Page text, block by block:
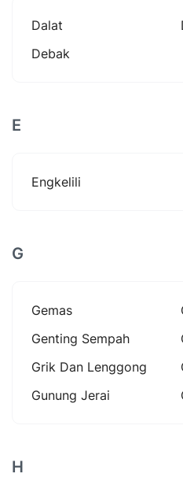
Dalat
Debak
E
Engkelili
G
Gemas
Genting Sempah
Grik Dan Lenggong
Gunung Jerai
H